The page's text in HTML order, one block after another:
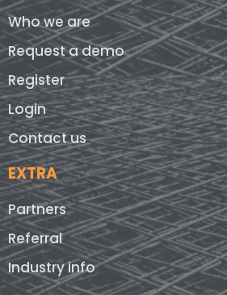
Who we are
Request a demo
Register
Login
Contact us
EXTRA
Partners
Referral
Industry info